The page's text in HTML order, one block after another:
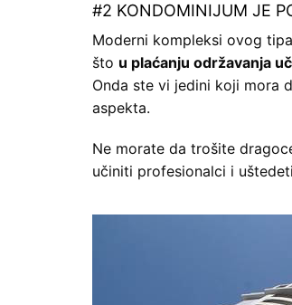
#2 KONDOMINIJUM JE
Moderni kompleksi ovog
što u plaćanju održavanja
Onda ste vi jedini koji mora
aspekta.
Ne morate da trošite
učiniti profesionalci i